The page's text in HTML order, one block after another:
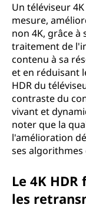
Un téléviseur
mesure,
non 4K, grâce à
traitement de
contenu à sa
et en réduisant
HDR du
contraste du
vivant et
noter que la
l'amélioration
ses
Le 4K
les